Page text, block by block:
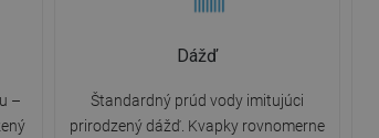
–
Dážď
Štandardný prúd vody imitujúci
prirodzený dážď. Kvapky rovnomerne